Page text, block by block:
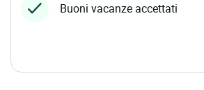
Buoni vacanze accettati